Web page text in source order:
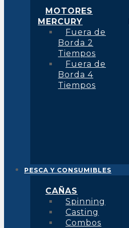
MOTORES
MERCURY
Fuera de
Borda 2
Tiempos
Fuera de
Borda 4
Tiempos
PESCA Y CONSUMIBLES
CAÑAS
Spinning
Casting
Combos